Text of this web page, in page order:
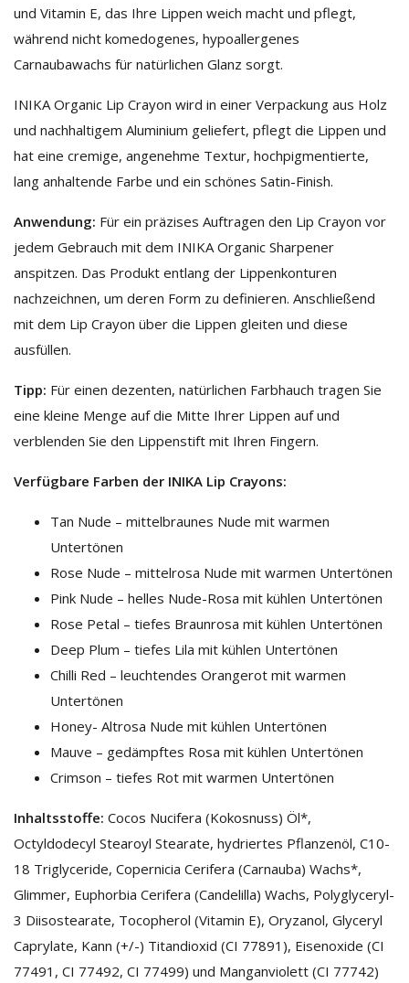
und Vitamin E, das Ihre Lippen weich macht und pflegt,
während nicht komedogenes, hypoallergenes
Carnaubawachs für natürlichen Glanz sorgt.
INIKA Organic Lip Crayon wird in einer Verpackung aus Holz
und nachhaltigem Aluminium geliefert, pflegt die Lippen und
hat eine cremige, angenehme Textur, hochpigmentierte,
lang anhaltende Farbe und ein schönes Satin-Finish.
Anwendung: Für ein präzises Auftragen den Lip Crayon vor
jedem Gebrauch mit dem INIKA Organic Sharpener
anspitzen. Das Produkt entlang der Lippenkonturen
nachzeichnen, um deren Form zu definieren. Anschließend
mit dem Lip Crayon über die Lippen gleiten und diese
ausfüllen.
Tipp: Für einen dezenten, natürlichen Farbhauch tragen Sie
eine kleine Menge auf die Mitte Ihrer Lippen auf und
verblenden Sie den Lippenstift mit Ihren Fingern.
Verfügbare Farben der INIKA Lip Crayons:
Tan Nude – mittelbraunes Nude mit warmen
Untertönen
Rose Nude – mittelrosa Nude mit warmen Untertönen
Pink Nude – helles Nude-Rosa mit kühlen Untertönen
Rose Petal – tiefes Braunrosa mit kühlen Untertönen
Deep Plum – tiefes Lila mit kühlen Untertönen
Chilli Red – leuchtendes Orangerot mit warmen
Untertönen
Honey- Altrosa Nude mit kühlen Untertönen
Mauve – gedämpftes Rosa mit kühlen Untertönen
Crimson – tiefes Rot mit warmen Untertönen
Inhaltsstoffe: Cocos Nucifera (Kokosnuss) Öl*,
Octyldodecyl Stearoyl Stearate, hydriertes Pflanzenöl, C10-
18 Triglyceride, Copernicia Cerifera (Carnauba) Wachs*,
Glimmer, Euphorbia Cerifera (Candelilla) Wachs, Polyglyceryl-
3 Diisostearate, Tocopherol (Vitamin E), Oryzanol, Glyceryl
Caprylate, Kann (+/-) Titandioxid (CI 77891), Eisenoxide (CI
77491, CI 77492, CI 77499) und Manganviolett (CI 77742)